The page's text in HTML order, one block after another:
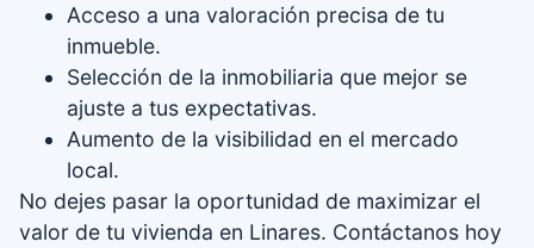
Acceso a una valoración precisa de tu
inmueble.
Selección de la inmobiliaria que mejor se
ajuste a tus expectativas.
Aumento de la visibilidad en el mercado
local.
No dejes pasar la oportunidad de maximizar el
valor de tu vivienda en Linares. Contáctanos hoy